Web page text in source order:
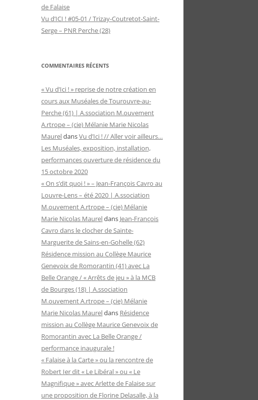
de Falaise
Vu d’ICI ! #05-01 / Trizay-Coutretot-Saint-
Serge – PNR Perche (28)
COMMENTAIRES RÉCENTS
« Vu d’Ici ! » reprise de notre création en
cours aux Muséales de Tourouvre-au-
Perche (61) | A.ssociation M.ouvement
A.rtrope – (cie) Mélanie Marie Nicolas
MaureldansVu d’Ici ! // Aller voir ailleurs…
Les Muséales, exposition, installation,
performances ouverture de résidence du
15 octobre 2020
« On s’dit quoi ! » – Jean-François Cavro au
Louvre-Lens – été 2020 | A.ssociation
M.ouvement A.rtrope – (cie) Mélanie
Marie Nicolas Maureldans Jean-François
Cavro dans le clocher de Sainte-
Marguerite de Sains-en-Gohelle (62)
Résidence mission au Collège Maurice
Genevoix de Romorantin (41) avec La
Belle Orange / « Arrêts de jeu » à la MCB
de Bourges (18) | A.ssociation
M.ouvement A.rtrope – (cie) Mélanie
Marie Nicolas Maureldans Résidence
mission au Collège Maurice Genevoix de
Romorantin avec La Belle Orange /
performance inaugurale !
« Falaise à la Carte » ou la rencontre de
Robert Ier dit « Le Libéral » ou « Le
Magnifique » avec Arlette de Falaise sur
une proposition de Florine Delasalle, à la